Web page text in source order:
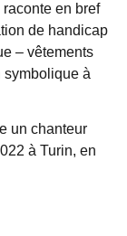
en bref
de handicap
– vêtements
à
un chanteur
à Turin, en